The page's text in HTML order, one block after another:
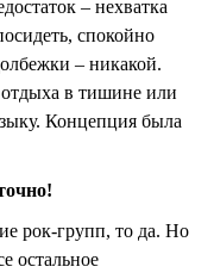
– нехватка
спокойно
– никакой.
в тишине или
Концепция была
рок-групп, то да. Но
остальное